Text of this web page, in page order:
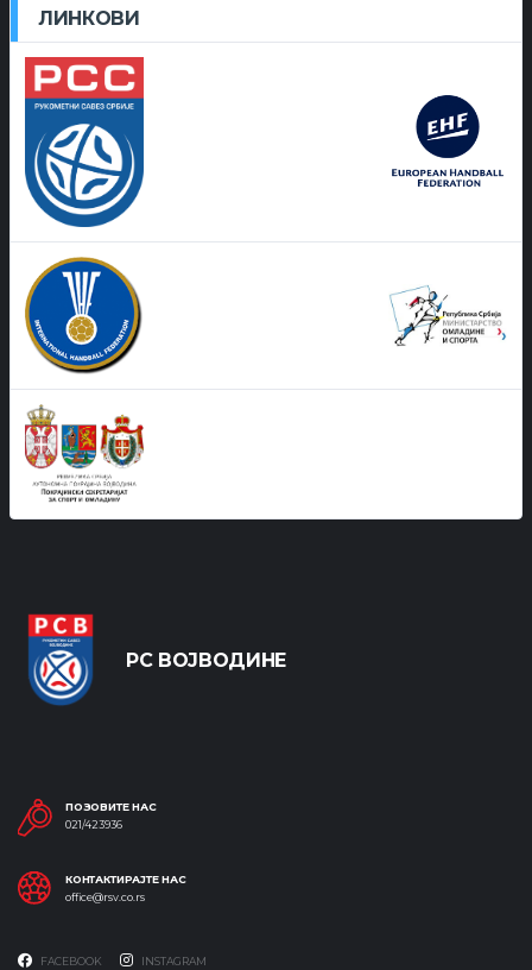
ЛИНКОВИ
РС ВОЈВОДИНЕ
ПОЗОВИТЕ НАС
021/423936
КОНТАКТИРАЈТЕ НАС
office@rsv.co.rs
FACEBOOK INSTAGRAM